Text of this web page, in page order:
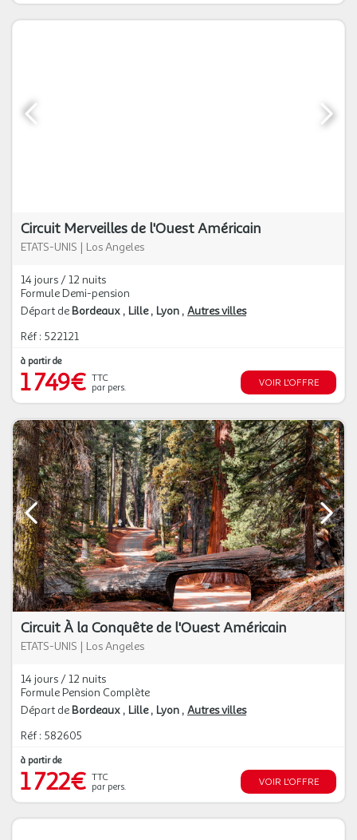
Circuit Merveilles de l'Ouest Américain
ETATS-UNIS | Los Angeles
14 jours / 12 nuits
Formule Demi-pension
Départ de Bordeaux Lille Lyon Autres villes
Réf : 522121
à partir de
1 749€ TTC
par pers.
VOIR L'OFFRE
Circuit À la Conquête de l'Ouest Américain
ETATS-UNIS | Los Angeles
14 jours / 12 nuits
Formule Pension Complète
Départ de Bordeaux Lille Lyon Autres villes
Réf : 582605
à partir de
1 722€ TTC
par pers.
VOIR L'OFFRE